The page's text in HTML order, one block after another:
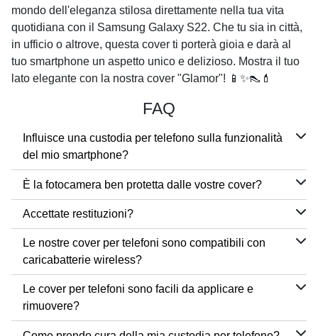
mondo dell'eleganza stilosa direttamente nella tua vita
quotidiana con il Samsung Galaxy S22. Che tu sia in città,
in ufficio o altrove, questa cover ti porterà gioia e darà al
tuo smartphone un aspetto unico e delizioso. Mostra il tuo
lato elegante con la nostra cover "Glamor"! 📱✨👠💄
FAQ
Influisce una custodia per telefono sulla funzionalità
del mio smartphone?
È la fotocamera ben protetta dalle vostre cover?
Accettate restituzioni?
Le nostre cover per telefoni sono compatibili con
caricabatterie wireless?
Le cover per telefoni sono facili da applicare e
rimuovere?